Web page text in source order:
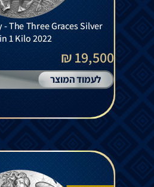
The Three Graces Silver
1 Kilo 2022
19,500 ₪
לעמוד המוצר